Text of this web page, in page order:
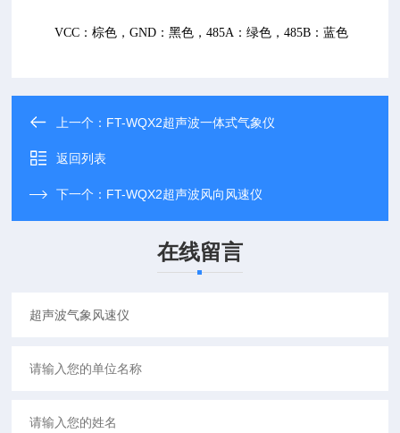
VCC：棕色，GND：黑色，485A：绿色，485B：蓝色
上一个： FT-WQX2超声波一体式气象仪
返回列表
下一个： FT-WQX2超声波风向风速仪
在线留言